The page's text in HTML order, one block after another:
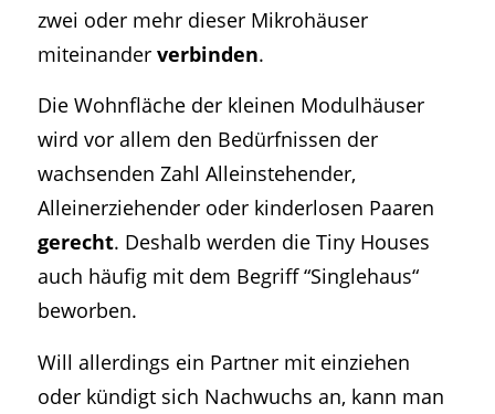
zwei oder mehr dieser Mikrohäuser
miteinander verbinden.
Die Wohnfläche der kleinen Modulhäuser
wird vor allem den Bedürfnissen der
wachsenden Zahl Alleinstehender,
Alleinerziehender oder kinderlosen Paaren
gerecht. Deshalb werden die Tiny Houses
auch häufig mit dem Begriff “Singlehaus“
beworben.
Will allerdings ein Partner mit einziehen
oder kündigt sich Nachwuchs an, kann man